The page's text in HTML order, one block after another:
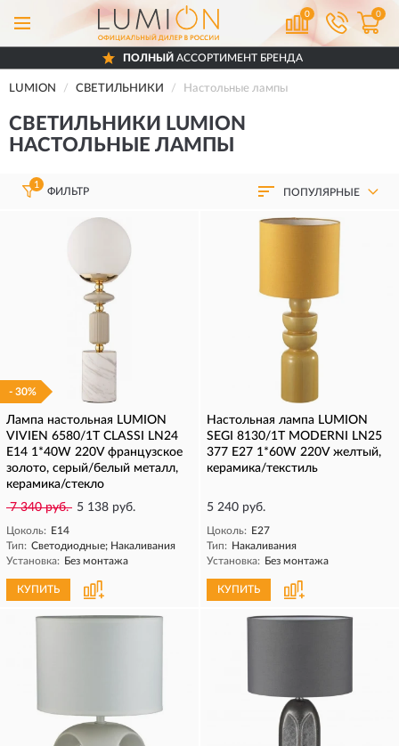
0 0
ПОЛНЫЙАССОРТИМЕНТ БРЕНДА
LUMION СВЕТИЛЬНИКИ Настольные лампы
СВЕТИЛЬНИКИ LUMION
НАСТОЛЬНЫЕ ЛАМПЫ
1
ФИЛЬТР ПОПУЛЯРНЫЕ
- 30%
Лампа настольная LUMION
VIVIEN 6580/1T CLASSI LN24
E14 1*40W 220V французское
золото, серый/белый металл,
керамика/стекло
7 340 руб. 5 138 руб.
Цоколь: E14
Тип: Светодиодные; Накаливания
Установка: Без монтажа
КУПИТЬ
Настольная лампа LUMION
SEGI 8130/1T MODERNI LN25
377 E27 1*60W 220V желтый,
керамика/текстиль
5 240 руб.
Цоколь: E27
Тип: Накаливания
Установка: Без монтажа
КУПИТЬ